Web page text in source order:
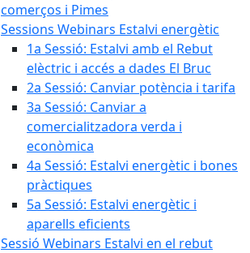
comerços i Pimes
Sessions Webinars Estalvi energètic
1a Sessió: Estalvi amb el Rebut
elèctric i accés a dades El Bruc
2a Sessió: Canviar potència i tarifa
3a Sessió: Canviar a
comercialitzadora verda i
econòmica
4a Sessió: Estalvi energètic i bones
pràctiques
5a Sessió: Estalvi energètic i
aparells eficients
Sessió Webinars Estalvi en el rebut